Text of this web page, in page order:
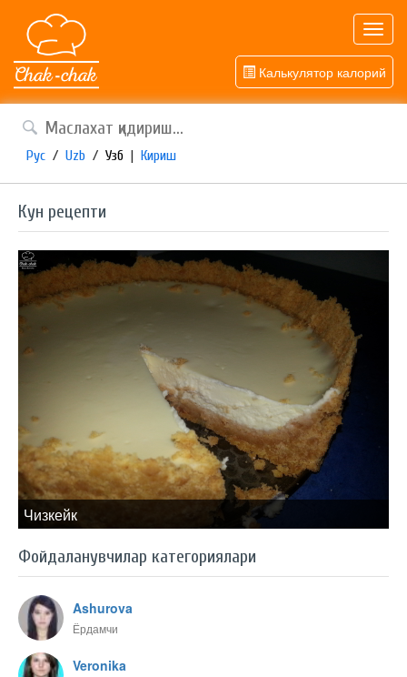
Калькулятор калорий
Рус / Uzb / Узб | Кириш
Кун рецепти
Чизкейк
Фойдаланувчилар категориялари
Ashurova
Ёрдамчи
Veronika